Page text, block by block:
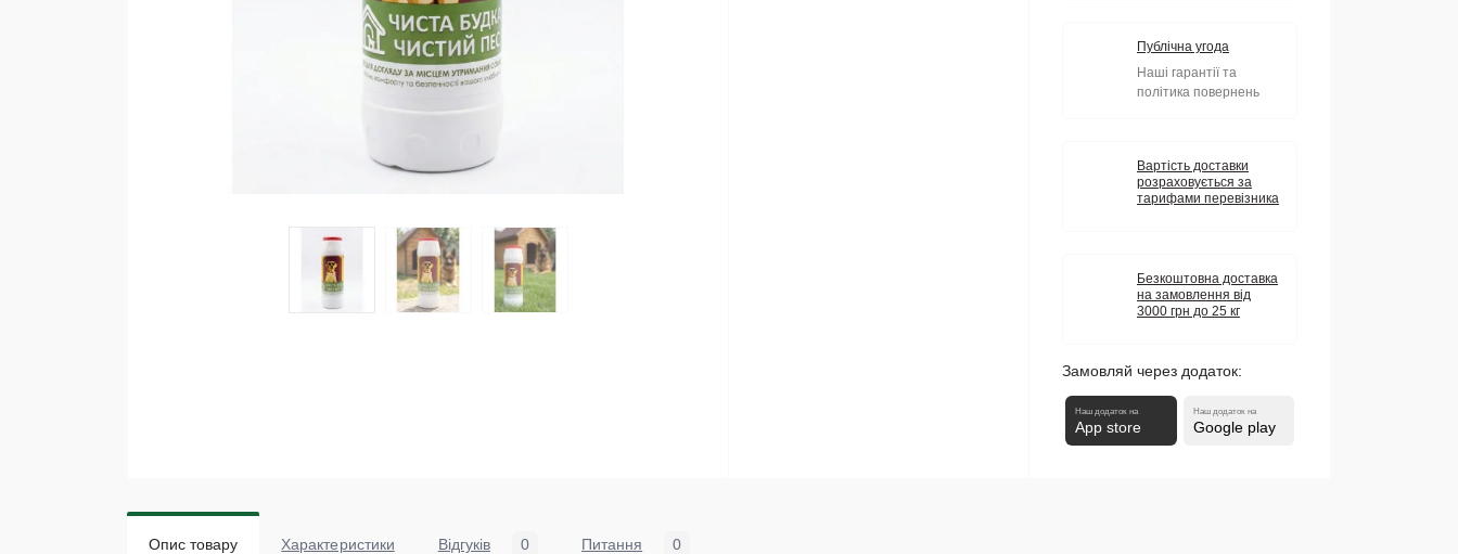
Публічна угода
Наші гарантії та
політика повернень
Вартість доставки
розраховується за
тарифами перевізника
Безкоштовна доставка
на замовлення від
3000 грн до 25 кг
Замовляй через додаток:
Наш додаток на
App store
Наш додаток на
Google play
Опис товару Характеристики Відгуків 0 Питання 0